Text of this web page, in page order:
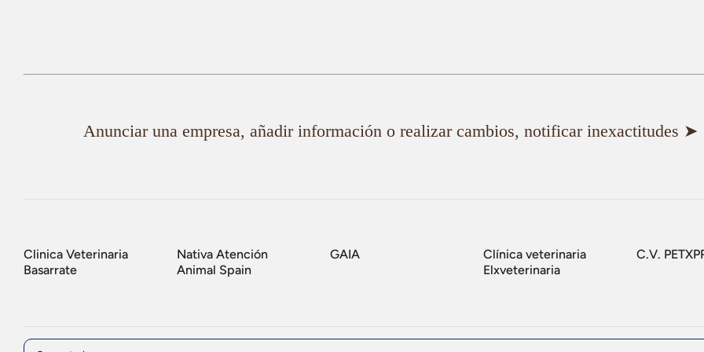
Anunciar una empresa, añadir información o realizar cambios, notificar inexactitudes ➤
Clinica Veterinaria
Basarrate
Nativa Atención
Animal Spain
GAIA
Clínica veterinaria
Elxveterinaria
C.V.